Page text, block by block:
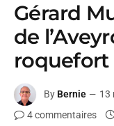
Gérard
de
roquefort
By Bernie 13
4 commentaires